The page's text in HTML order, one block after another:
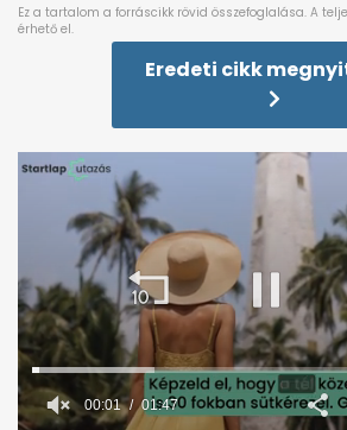
Eredeti cikk
00:02 01:47